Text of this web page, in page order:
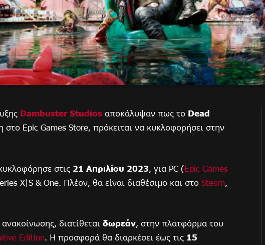
Dambuster Studios αποκάλυψαν πως το Dead
στο Epic Games Store, πρόκειται να κυκλοφορήσει στην
στις 21 Απριλίου 2023, για PC (Epic Games
X|S & One. Πλέον, θα είναι διαθέσιμο και στο Steam,
διατίθεται δωρεάν, στην πλατφόρμα του
Edition. Η προσφορά θα διαρκέσει έως τις 15